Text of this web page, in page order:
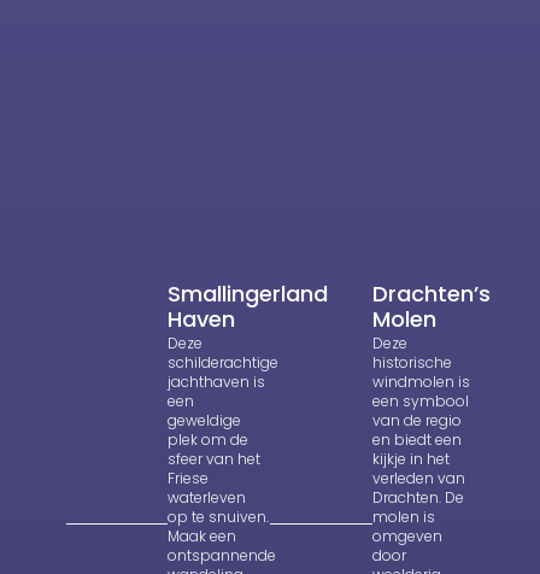
Smallingerland
Haven
Deze
schilderachtige
jachthaven is
een
geweldige
plek om de
sfeer van het
Friese
waterleven
op te snuiven.
Maak een
ontspannende
Drachten’s
Molen
Deze
historische
windmolen is
een symbool
van de regio
en biedt een
kijkje in het
verleden van
Drachten. De
molen is
omgeven
door